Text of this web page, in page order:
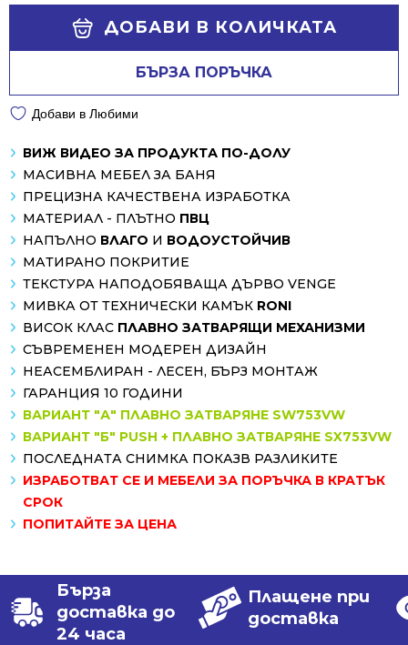
ДОБАВИ В КОЛИЧКАТА
БЪРЗА ПОРЪЧКА
Добави в Любими
ВИЖ ВИДЕО ЗА ПРОДУКТА ПО-ДОЛУ
МАСИВНА МЕБЕЛ ЗА БАНЯ
ПРЕЦИЗНА КАЧЕСТВЕНА ИЗРАБОТКА
МАТЕРИАЛ - ПЛЪТНО ПВЦ
НАПЪЛНО ВЛАГО И ВОДОУСТОЙЧИВ
МАТИРАНО ПОКРИТИЕ
ТЕКСТУРА НАПОДОБЯВАЩА ДЪРВО VENGE
МИВКА ОТ ТЕХНИЧЕСКИ КАМЪК RONI
ВИСОК КЛАС ПЛАВНО ЗАТВАРЯЩИ МЕХАНИЗМИ
СЪВРЕМЕНЕН МОДЕРЕН ДИЗАЙН
НЕАСЕМБЛИРАН - ЛЕСЕН, БЪРЗ МОНТАЖ
ГАРАНЦИЯ 10 ГОДИНИ
ВАРИАНТ "А" ПЛАВНО ЗАТВАРЯНЕ SW753VW
ВАРИАНТ "Б" PUSH + ПЛАВНО ЗАТВАРЯНЕ SX753VW
ПОСЛЕДНАТА СНИМКА ПОКАЗВ РАЗЛИКИТЕ
ИЗРАБОТВАТ СЕ И МЕБЕЛИ ЗА ПОРЪЧКА В КРАТЪК
СРОК
ПОПИТАЙТЕ ЗА ЦЕНА
Бърза
доставка до
24 часа
Плащене при
доставка